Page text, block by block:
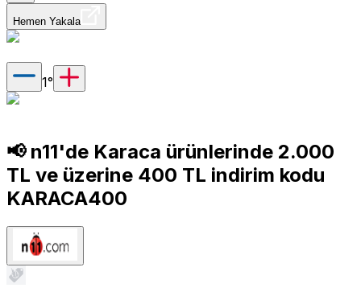
Hemen Yakala
1°
📢 n11'de Karaca ürünlerinde 2.000
TL ve üzerine 400 TL indirim kodu
KARACA400